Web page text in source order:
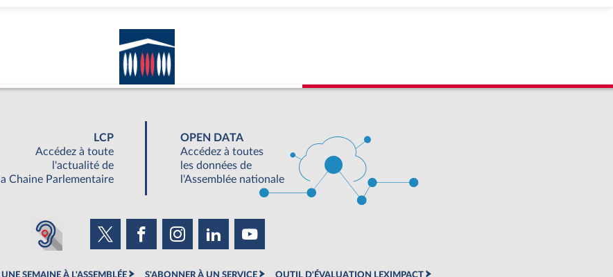
LCP
Accédez à toute
l'actualité de
la Chaine Parlementaire
OPEN DATA
Accédez à toutes
les données de
l'Assemblée nationale
UNE SEMAINE À L'ASSEMBLÉE S'ABONNER À UN SERVICE OUTIL D'ÉVALUATION LEXIMPACT